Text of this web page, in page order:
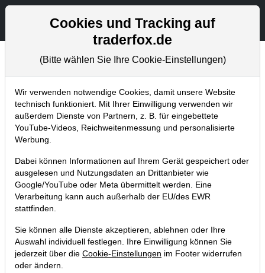
Aktien- und Artikelsuche
Aktuelles
Home Blog Aktuelles
Anlagetrends und
Zukunftstechnologien in TraderFox
Free mobile App!
11.03.2015 um 20:31 Uhr | TraderFox GmbH
Cookies und Tracking auf
traderfox.de
(Bitte wählen Sie Ihre Cookie-Einstellungen)
Wir verwenden notwendige Cookies, damit unsere Website
technisch funktioniert. Mit Ihrer Einwilligung verwenden wir
außerdem Dienste von Partnern, z. B. für eingebettete
YouTube-Videos, Reichweitenmessung und personalisierte
Werbung.
Dabei können Informationen auf Ihrem Gerät gespeichert oder
ausgelesen und Nutzungsdaten an Drittanbieter wie
Google/YouTube oder Meta übermittelt werden. Eine
Verarbeitung kann auch außerhalb der EU/des EWR
stattfinden.
Sie können alle Dienste akzeptieren, ablehnen oder Ihre
Auswahl individuell festlegen. Ihre Einwilligung können Sie
jederzeit über die Cookie-Einstellungen im Footer widerrufen
oder ändern.